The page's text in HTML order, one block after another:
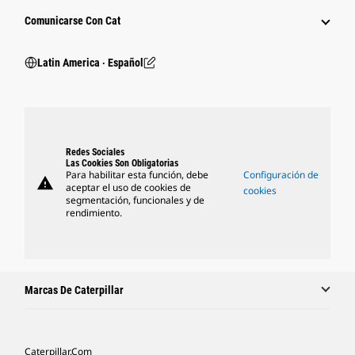
Comunicarse Con Cat
Latin America ‧ Español
warning
Redes Sociales
Las Cookies Son Obligatorias
Para habilitar esta función, debe
aceptar el uso de cookies de
segmentación, funcionales y de
rendimiento.
Configuración de
cookies
Marcas De Caterpillar
Caterpillar.com